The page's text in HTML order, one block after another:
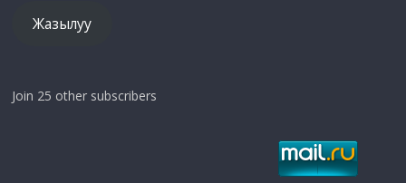
Жазылуу
Join 25 other subscribers